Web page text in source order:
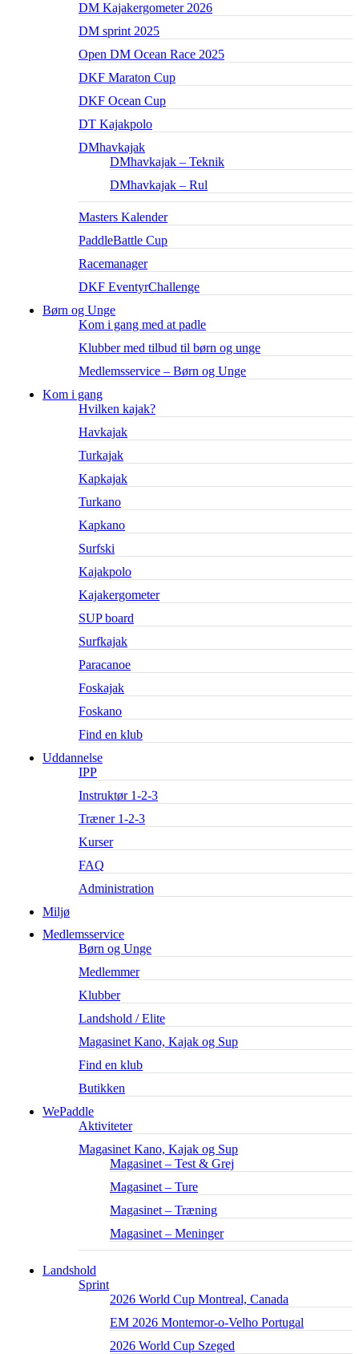
DM Kajakergometer 2026
DM sprint 2025
Open DM Ocean Race 2025
DKF Maraton Cup
DKF Ocean Cup
DT Kajakpolo
DMhavkajak
DMhavkajak – Teknik
DMhavkajak – Rul
Masters Kalender
PaddleBattle Cup
Racemanager
DKF EventyrChallenge
Børn og Unge
Kom i gang med at padle
Klubber med tilbud til børn og unge
Medlemsservice – Børn og Unge
Kom i gang
Hvilken kajak?
Havkajak
Turkajak
Kapkajak
Turkano
Kapkano
Surfski
Kajakpolo
Kajakergometer
SUP board
Surfkajak
Paracanoe
Foskajak
Foskano
Find en klub
Uddannelse
IPP
Instruktør 1-2-3
Træner 1-2-3
Kurser
FAQ
Administration
Miljø
Medlemsservice
Børn og Unge
Medlemmer
Klubber
Landshold / Elite
Magasinet Kano, Kajak og Sup
Find en klub
Butikken
WePaddle
Aktiviteter
Magasinet Kano, Kajak og Sup
Magasinet – Test & Grej
Magasinet – Ture
Magasinet – Træning
Magasinet – Meninger
Landshold
Sprint
2026 World Cup Montreal, Canada
EM 2026 Montemor-o-Velho Portugal
2026 World Cup Szeged